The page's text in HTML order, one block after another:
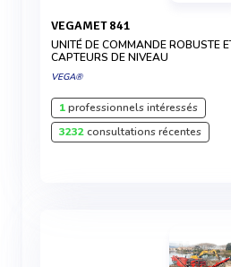
VEGAMET 841
UNITÉ DE COMMANDE ROBUSTE
CAPTEURS DE NIVEAU
VEGA®
1professionnels intéressés
3232consultations récentes